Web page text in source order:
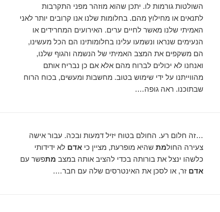
השולטות גורמות לו. יתכן שהוא מוזהר מפני התקרבות
לתנאים או מחילוץ מהם. בחלומות שלנו אנו קרובים יותר לאני
האמיתי שלנו מאשר לחיים ערים. האירועים המחרידים או
הנעימים שנראו ונשמעו עלינו בחלומותינו הם הכל מעשינו,
הם משקפים את המצב האמיתי של הנשמה והגוף שלנו,
ואנחנו לא יכולים לברוח מהם אלא אם כן נבריח אותם
מהווייתנו על ידי שימוש בטוב. מחשבות ומעשים, בכוח הרוח
שבתוכנו. ראה גופה….
…זה חלום רע. החולם בטוח יזיל דמעות ובכה. עבור אישה
צעירה החולמת שהיא מופרעת, מציין כיאדם לא ידידותי
כלשהו ינצל את בורותה בכדי להציב אותה במצב מתפשר עם
אדם זר, או לסכן את האינטרסים שלה עם חבר….